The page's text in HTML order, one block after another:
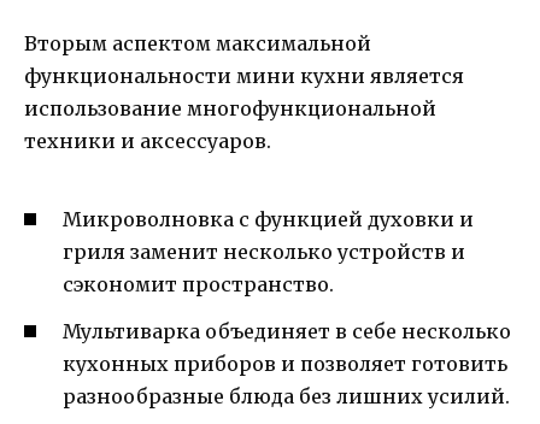
Вторым аспектом максимальной
функциональности мини кухни является
использование многофункциональной
техники и аксессуаров.
Микроволновка с функцией духовки и
гриля заменит несколько устройств и
сэкономит пространство.
Мультиварка объединяет в себе несколько
кухонных приборов и позволяет готовить
разнообразные блюда без лишних усилий.